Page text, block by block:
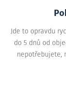
Jde to opravdu
do 5 dnů od
nepotřebujete,